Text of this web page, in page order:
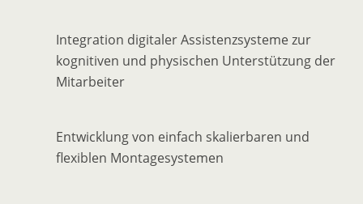
Integration digitaler Assistenzsysteme zur
kognitiven und physischen Unterstützung der
Mitarbeiter
Entwicklung von einfach skalierbaren und
flexiblen Montagesystemen